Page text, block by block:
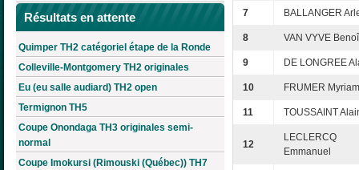
Résultats en attente
Quimper TH2 catégoriel étape de la Ronde
Colleville-Montgomery TH2 originales
Eu (eu salle audiard) TH2 open
Termignon TH5
Coupe Onondaga TH3 originales semi-
normal
Coupe Imokursi (Rimouski (Québec)) TH7
7 BALLANGER
8 VAN VYVE
9 DE LONGREE
10 FRUMER Myriam
11 TOUSSAINT
12
LECLERCQ
Emmanuel